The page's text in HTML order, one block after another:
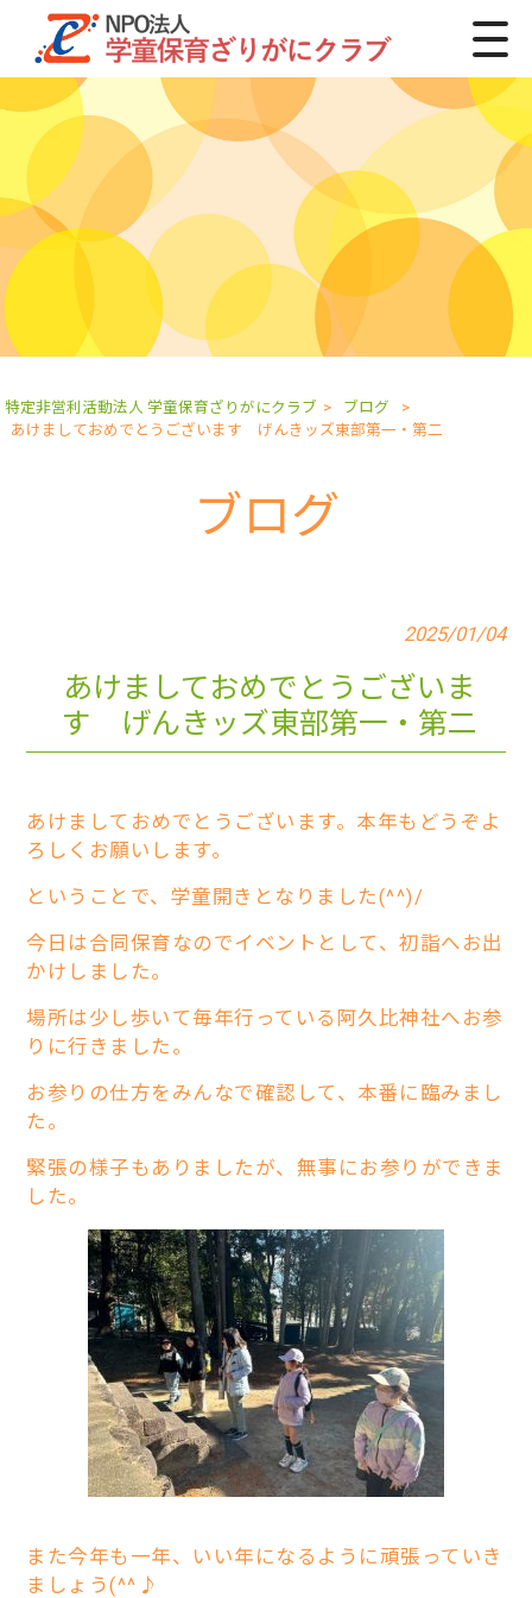
特定非営利活動法人 学童保育ざりがにクラブ > ブログ
>
あけましておめでとうございます げんきッズ東部第一・第二
ブログ
2025/01/04
あけましておめでとうございま
す げんきッズ東部第一・第二
あけましておめでとうございます。本年もどうぞよ
ろしくお願いします。
ということで、学童開きとなりました(^^)/
今日は合同保育なのでイベントとして、初詣へお出
かけしました。
場所は少し歩いて毎年行っている阿久比神社へお参
りに行きました。
お参りの仕方をみんなで確認して、本番に臨みまし
た。
緊張の様子もありましたが、無事にお参りができま
した。
また今年も一年、いい年になるように頑張っていき
ましょう(^^♪